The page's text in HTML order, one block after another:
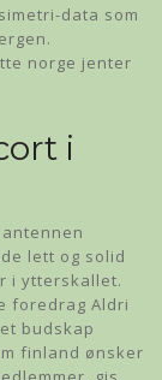
data som
norge jenter
i
lett og solid
i ytterskallet.
foredrag Aldri
budskap
finland ønsker